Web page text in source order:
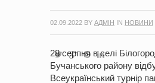
02.09.2022 BY АДМІН IN НОВИНИ
28 серпня в селі
Бучанського району
Всеукраїнський турнір